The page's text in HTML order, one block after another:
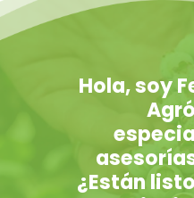
Hola, soy
¿Están